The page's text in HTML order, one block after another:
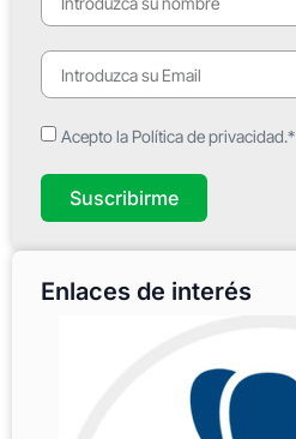
Acepto la Política de privacidad.*
Suscribirme
Enlaces de interés